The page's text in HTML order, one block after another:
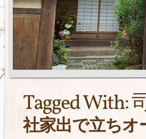
Tagged With:
社家出で立ち